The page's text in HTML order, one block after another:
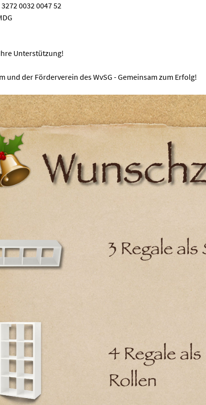
0032 0047 52
Unterstützung!
und der Förderverein des WvSG - Gemeinsam zum Erfolg!